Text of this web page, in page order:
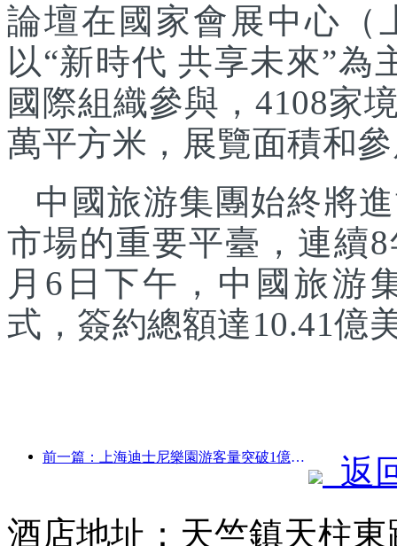
論壇在國家會展中心（
以“新時代 共享未來”為
國際組織參與，4108家
萬平方米，展覽面積和
中國旅游集團始終將
市場的重要平臺，連續
月6日下午，中國旅游
式，簽約總額達10.41億
前一篇：上海迪士尼樂園游客量突破1億人次 將擴建第四座主題酒店
返
酒店地址：天竺鎮天柱